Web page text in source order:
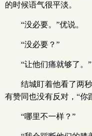
的时候语气很平淡。
“没必要。”优说。
“没必要？”
“让他们痛就够了。”
结城盯着他看了两
有赞同也没有反对，“你
“哪里不一样？”